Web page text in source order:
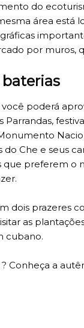
do
área está
por muros,
baterias
poderá
Parrandas,
do Che e seus
que preferem o
dois prazeres
as
cubano.
Conheça a